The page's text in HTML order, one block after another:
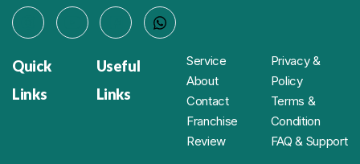
Quick
Links
Useful
Links
Service
About
Contact
Franchise
Review
Privacy &
Policy
Terms &
Condition
FAQ & Support